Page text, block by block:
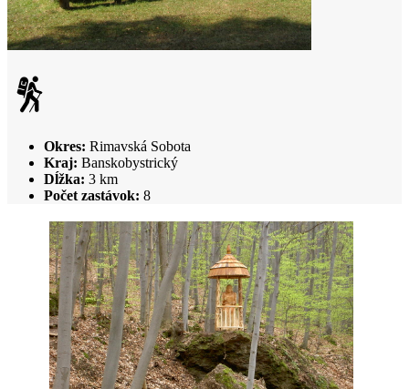
Okres: Rimavská Sobota
Kraj: Banskobystrický
Dĺžka: 3 km
Počet zastávok: 8